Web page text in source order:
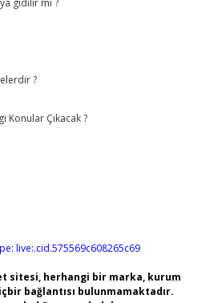
gidilir mi ?
?
Konular Çıkacak ?
live:.cid.575569c608265c69
sitesi, herhangi bir marka, kurum
bağlantısı bulunmamaktadır.